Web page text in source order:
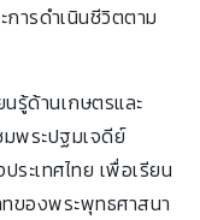
ารดำเนินชีวิตตาม
รู้ด้านเกษตรและ
พระปฐมเจดีย์
ะเทศไทย เพื่อเรียน
ของพระพุทธศาสนา